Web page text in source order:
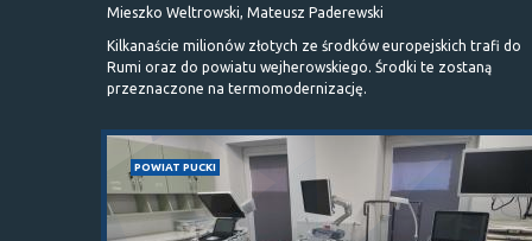
Mieszko Weltrowski, Mateusz Paderewski
Kilkanaście milionów złotych ze środków europejskich trafi do
Rumi oraz do powiatu wejherowskiego. Środki te zostaną
przeznaczone na termomodernizację.
POWIAT PUCKI